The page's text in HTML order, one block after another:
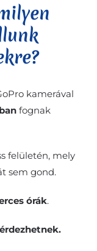
kamerával
fognak
felületén, mely
sem gond.
órák.